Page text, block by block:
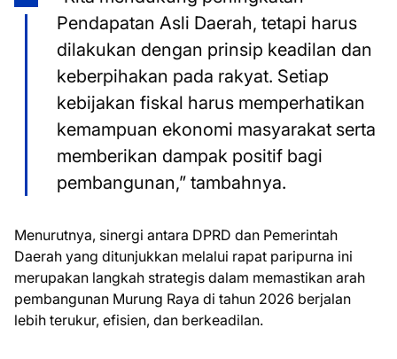
Pendapatan Asli Daerah, tetapi harus
dilakukan dengan prinsip keadilan dan
keberpihakan pada rakyat. Setiap
kebijakan fiskal harus memperhatikan
kemampuan ekonomi masyarakat serta
memberikan dampak positif bagi
pembangunan,” tambahnya.
Menurutnya, sinergi antara DPRD dan Pemerintah
Daerah yang ditunjukkan melalui rapat paripurna ini
merupakan langkah strategis dalam memastikan arah
pembangunan Murung Raya di tahun 2026 berjalan
lebih terukur, efisien, dan berkeadilan.